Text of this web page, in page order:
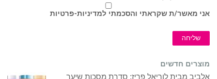
אני מאשר/ת שקראתי והסכמתי למדיניות-פרטיות
שליחה
מוצרים חדשים
אלביב מבית לוריאל פריז: סדרת מסכות שיער